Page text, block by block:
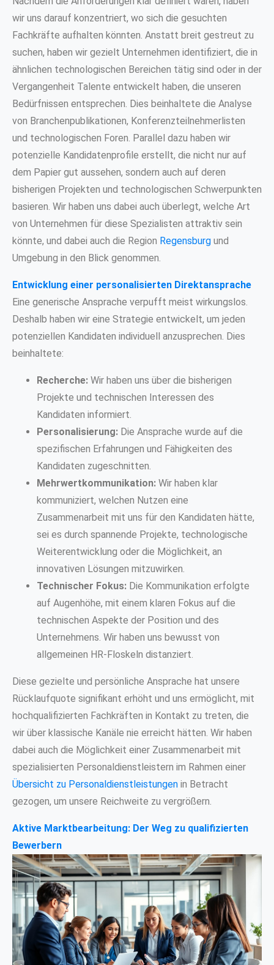
wir uns darauf konzentriert, wo sich die gesuchten
Fachkräfte aufhalten könnten. Anstatt breit gestreut zu
suchen, haben wir gezielt Unternehmen identifiziert, die in
ähnlichen technologischen Bereichen tätig sind oder in der
Vergangenheit Talente entwickelt haben, die unseren
Bedürfnissen entsprechen. Dies beinhaltete die Analyse
von Branchenpublikationen, Konferenzteilnehmerlisten
und technologischen Foren. Parallel dazu haben wir
potenzielle Kandidatenprofile erstellt, die nicht nur auf
dem Papier gut aussehen, sondern auch auf deren
bisherigen Projekten und technologischen Schwerpunkten
basieren. Wir haben uns dabei auch überlegt, welche Art
von Unternehmen für diese Spezialisten attraktiv sein
könnte, und dabei auch die Region Regensburg und
Umgebung in den Blick genommen.
Entwicklung einer personalisierten Direktansprache
Eine generische Ansprache verpufft meist wirkungslos.
Deshalb haben wir eine Strategie entwickelt, um jeden
potenziellen Kandidaten individuell anzusprechen. Dies
beinhaltete:
Recherche: Wir haben uns über die bisherigen
Projekte und technischen Interessen des
Kandidaten informiert.
Personalisierung: Die Ansprache wurde auf die
spezifischen Erfahrungen und Fähigkeiten des
Kandidaten zugeschnitten.
Mehrwertkommunikation: Wir haben klar
kommuniziert, welchen Nutzen eine
Zusammenarbeit mit uns für den Kandidaten hätte,
sei es durch spannende Projekte, technologische
Weiterentwicklung oder die Möglichkeit, an
innovativen Lösungen mitzuwirken.
Technischer Fokus: Die Kommunikation erfolgte
auf Augenhöhe, mit einem klaren Fokus auf die
technischen Aspekte der Position und des
Unternehmens. Wir haben uns bewusst von
allgemeinen HR-Floskeln distanziert.
Diese gezielte und persönliche Ansprache hat unsere
Rücklaufquote signifikant erhöht und uns ermöglicht, mit
hochqualifizierten Fachkräften in Kontakt zu treten, die
wir über klassische Kanäle nie erreicht hätten. Wir haben
dabei auch die Möglichkeit einer Zusammenarbeit mit
spezialisierten Personaldienstleistern im Rahmen einer
Übersicht zu Personaldienstleistungen in Betracht
gezogen, um unsere Reichweite zu vergrößern.
Aktive Marktbearbeitung: Der Weg zu qualifizierten
Bewerbern